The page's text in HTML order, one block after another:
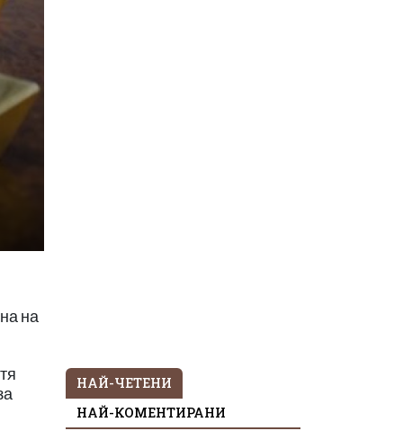
на
НАЙ-ЧЕТЕНИ
НАЙ-КОМЕНТИРАНИ